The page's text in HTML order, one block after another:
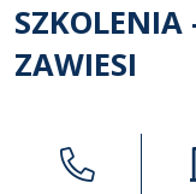
SZKOLENIA
ZAWIESI